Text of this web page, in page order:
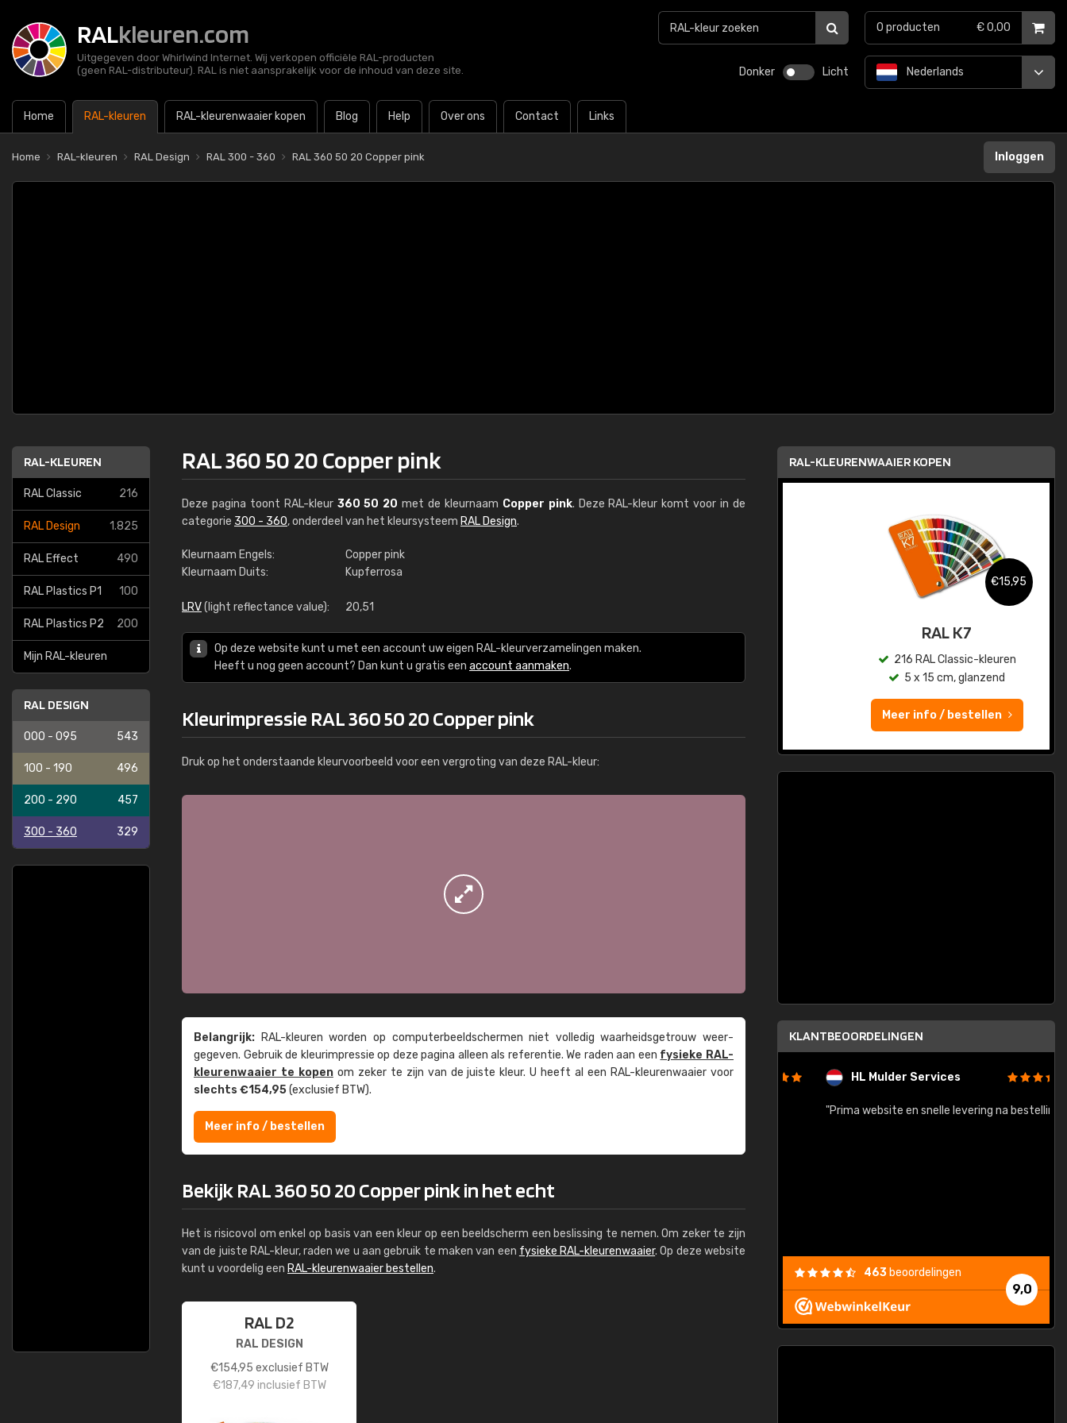
RALkleuren.com
Uitgegeven door Whirlwind Internet. Wij verkopen officiële RAL-producten
(geen RAL-distributeur). RAL is niet aansprakelijk voor de inhoud van deze site.
Donker Licht
Home RAL-kleuren RAL-kleurenwaaier kopen Blog Help Over ons Contact Links
Nederlands
0 producten € 0,00
Home RAL-kleuren RAL Design RAL 300 - 360 RAL 360 50 20 Copper pink Inloggen
RAL-KLEUREN
RAL Classic 216
RAL Design 1.825
RAL Effect 490
RAL Plastics P1 100
RAL Plastics P2 200
Mijn RAL-kleuren
RAL DESIGN
000 - 095 543
100 - 190 496
200 - 290 457
300 - 360 329
RAL 360 50 20 Copper pink
Deze pagina toont RAL-kleur 360 50 20 met de kleurnaam Copper pink. Deze RAL-kleur komt voor in de
categorie 300 - 360, onderdeel van het kleursysteem RAL Design.
Kleurnaam Engels:
Copper pink
Kleurnaam Duits:
Kupferrosa
LRV(light reflectance value): 20,51
Op deze website kunt u met een account uw eigen RAL-kleurverzamelingen maken.
Heeft u nog geen account? Dan kunt u gratis een account aanmaken.
Kleurimpressie RAL 360 50 20 Copper pink
Druk op het onderstaande kleurvoorbeeld voor een vergroting van deze RAL-kleur:
Belangrijk: RAL-kleuren worden op computer­beeld­schermen niet volledig waarheids­­getrouw weer­
gegeven. Gebruik de kleur­impressie op deze pagina alleen als referentie. We raden aan een fysieke RAL-
kleuren­waaier te kopenom zeker te zijn van de juiste kleur. U heeft al een RAL-kleuren­waaier voor
slechts €154,95(exclusief BTW).
Meer info / bestellen
Bekijk RAL 360 50 20 Copper pink in het echt
Het is risicovol om enkel op basis van een kleur op een beeldscherm een beslissing te nemen. Om zeker te zijn
van de juiste RAL-kleur, raden we u aan gebruik te maken van een fysieke RAL-kleurenwaaier. Op deze website
kunt u voordelig een RAL-kleurenwaaier bestellen.
RAL D2
RAL DESIGN
€154,95 exclusief BTW
€187,49 inclusief BTW
RAL-KLEURENWAAIER KOPEN
RAL K7 op waterbasis
€15,95
RAL K7
216 RAL Classic-kleuren
5 x 15 cm, glanzend
Meer info / bestellen
KLANTBEOORDELINGEN
Kambier BV HL Mulder Services
"Prima website en snelle levering na bestelling"
9,0
463 beoordelingen